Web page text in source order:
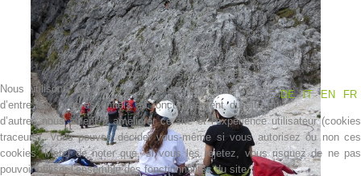
Contakt
NEWS
Nous utilisons des cookies
DE
IT EN FR
Nous utilisons des cookies sur notre site web. Certains
d’entre eux sont essentiels au fonctionnement du site et
d’autres nous aident à améliorer ce site et l’expérience utilisateur (cookies
traceurs). Vous pouvez décider vous-même si vous autorisez ou non ces
cookies. Merci de noter que, si vous les rejetez, vous risquez de ne pas
pouvoir utiliser l’ensemble des fonctionnalités du site.